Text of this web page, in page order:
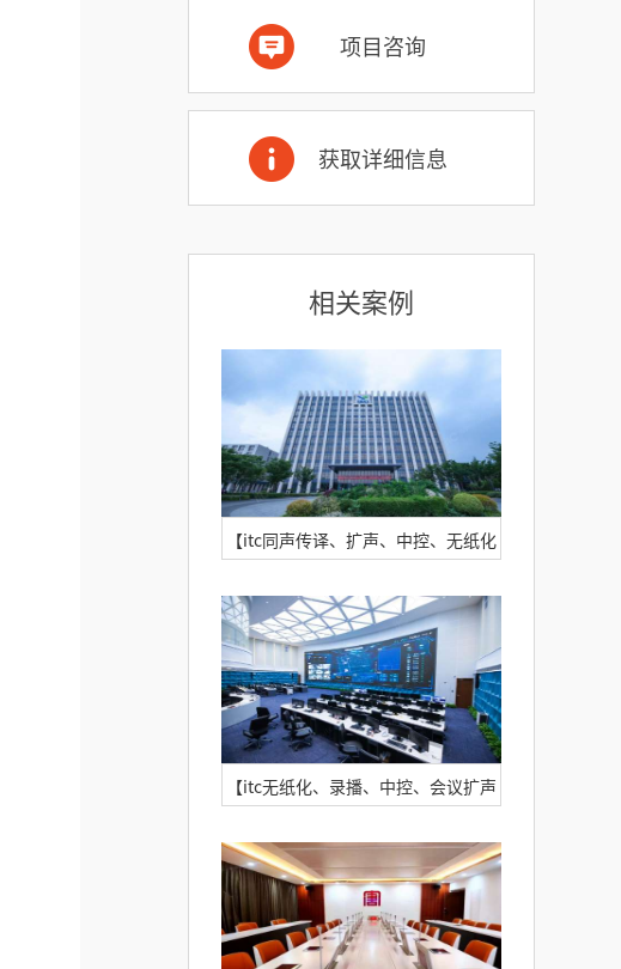
项目咨询
获取详细信息
相关案例
【itc同声传译、扩声、中控、无纸化
限公司
【itc无纸化、录播、中控、会议扩声